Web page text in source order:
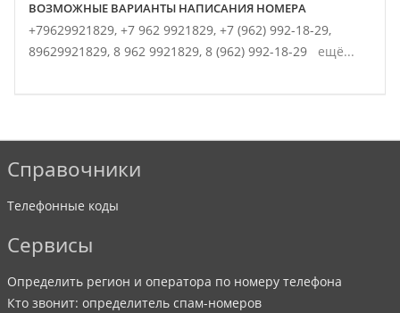
ВОЗМОЖНЫЕ ВАРИАНТЫ НАПИСАНИЯ НОМЕРА
+79629921829, +7 962 9921829, +7 (962) 992-18-29,
89629921829, 8 962 9921829, 8 (962) 992-18-29 ещё...
Справочники
Телефонные коды
Сервисы
Определить регион и оператора по номеру телефона
Кто звонит: определитель спам-номеров